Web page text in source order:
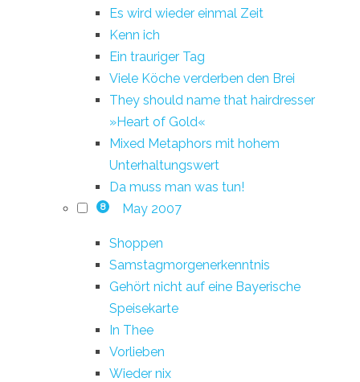
Es wird wieder einmal Zeit
Kenn ich
Ein trauriger Tag
Viele Köche verderben den Brei
They should name that hairdresser
»Heart of Gold«
Mixed Metaphors mit hohem
Unterhaltungswert
Da muss man was tun!
8 May 2007
Shoppen
Samstagmorgenerkenntnis
Gehört nicht auf eine Bayerische
Speisekarte
In Thee
Vorlieben
Wieder nix